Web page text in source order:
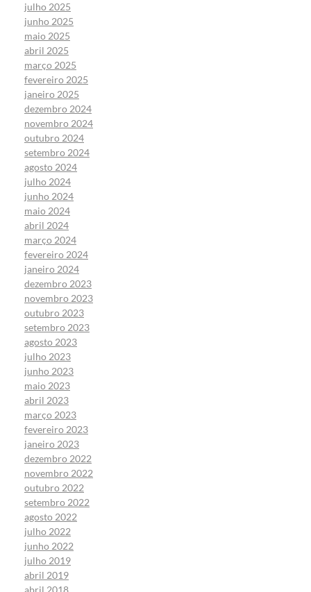
julho 2025
junho 2025
maio 2025
abril 2025
março 2025
fevereiro 2025
janeiro 2025
dezembro 2024
novembro 2024
outubro 2024
setembro 2024
agosto 2024
julho 2024
junho 2024
maio 2024
abril 2024
março 2024
fevereiro 2024
janeiro 2024
dezembro 2023
novembro 2023
outubro 2023
setembro 2023
agosto 2023
julho 2023
junho 2023
maio 2023
abril 2023
março 2023
fevereiro 2023
janeiro 2023
dezembro 2022
novembro 2022
outubro 2022
setembro 2022
agosto 2022
julho 2022
junho 2022
julho 2019
abril 2019
abril 2018